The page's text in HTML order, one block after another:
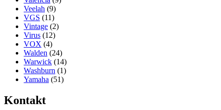
Veelah (9)
VGS (11)
Vintage (2)
Virus (12)
VOX (4)
Walden (24)
Warwick (14)
Washburn (1)
Yamaha (51)
Kontakt